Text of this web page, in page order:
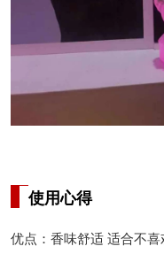
使用心得
优点：香味舒适 适合不